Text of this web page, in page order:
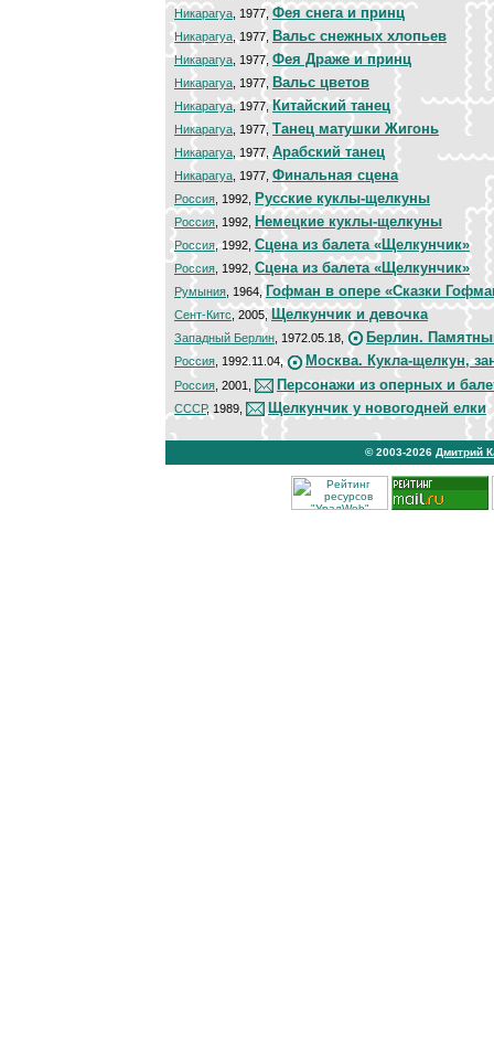
Никарагуа , 1977, Фея снега и принц
Никарагуа, 1977, Вальс снежных хлопьев
Никарагуа , 1977, Фея Драже и принц
Никарагуа , 1977, Вальс цветов
Никарагуа, 1977,Китайский танец
Никарагуа , 1977, Танец матушки Жигонь
Никарагуа , 1977,Арабский танец
Никарагуа , 1977, Финальная сцена
Россия , 1992, Русские куклы-щелкуны
Россия , 1992, Немецкие куклы-щелкуны
Россия, 1992, Сцена из балета «Щелкунчик»
Россия , 1992, Сцена из балета «Щелкунчик»
Румыния , 1964,Гофман в опере «Сказки
Сент-Китс , 2005, Щелкунчик и девочка
Западный Берлин , 1972.05.18, Берлин.
Россия , 1992.11.04, Москва. Кукла-щелкун,
Россия , 2001, Персонажи из оперных и
СССР, 1989, Щелкунчик у новогодней елки
© 2003-2026 Дмитрий